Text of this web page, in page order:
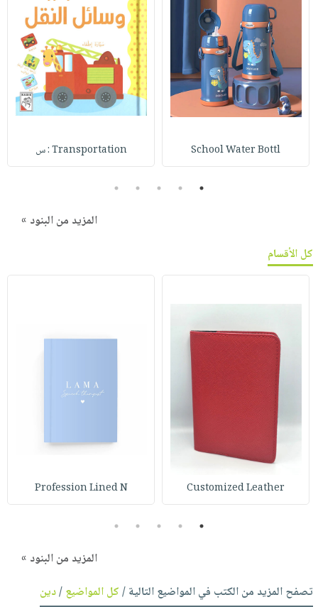
School Water Bottl Transportation : س
1
2
3
4
5
المزيد من البنود »
كل الأقسام
Customized Leather
Profession Lined N
1
2
3
4
5
المزيد من البنود »
تصفح المزيد من الكتب في المواضيع التالية /كل المواضيع/دين